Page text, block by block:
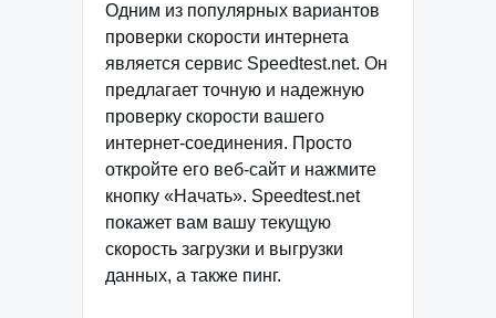
Одним из популярных вариантов
проверки скорости интернета
является сервис Speedtest.net. Он
предлагает точную и надежную
проверку скорости вашего
интернет-соединения. Просто
откройте его веб-сайт и нажмите
кнопку «Начать». Speedtest.net
покажет вам вашу текущую
скорость загрузки и выгрузки
данных, а также пинг.